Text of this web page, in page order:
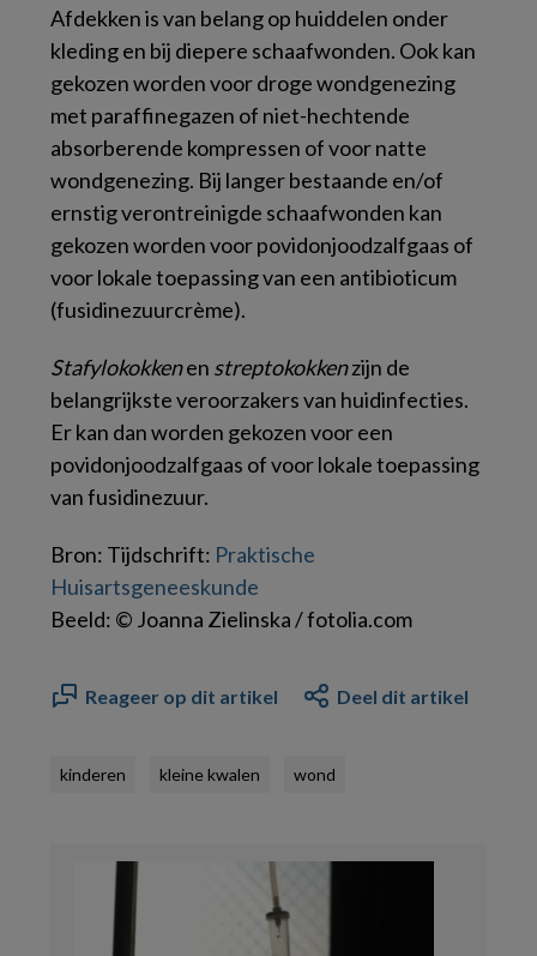
Afdekken is van belang op huiddelen onder
kleding en bij diepere schaafwonden. Ook kan
gekozen worden voor droge wondgenezing
met paraffinegazen of niet-hechtende
absorberende kompressen of voor natte
wondgenezing. Bij langer bestaande en/of
ernstig verontreinigde schaafwonden kan
gekozen worden voor povidonjoodzalfgaas of
voor lokale toepassing van een antibioticum
(fusidinezuurcrème).
Stafylokokkenen streptokokkenzijn de
belangrijkste veroorzakers van huidinfecties.
Er kan dan worden gekozen voor een
povidonjoodzalfgaas of voor lokale toepassing
van fusidinezuur.
Bron: Tijdschrift: Praktische
Huisartsgeneeskunde
Beeld: © Joanna Zielinska / fotolia.com
Reageer op dit artikel Deel dit artikel
kinderen kleine kwalen wond